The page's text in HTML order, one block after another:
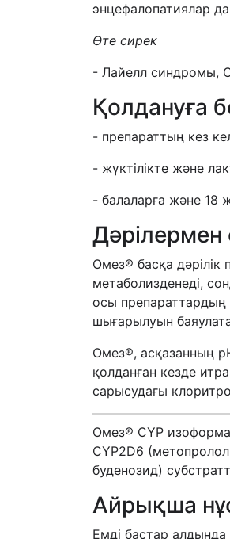
энцефалопатиялар
Өте сирек
- Лайелл синдромы,
Қолдануға
- препараттың кез
- жүктілікте және
- балаларға және 18
Дәрілермен
Омез® басқа
метаболизденеді,
осы
шығарылуын
Омез®, асқазанның
қолданған кезде
сарысудағы
Омез® CYP
CYP2D6
буденозид)
Айрықша
Емді бастар алдында